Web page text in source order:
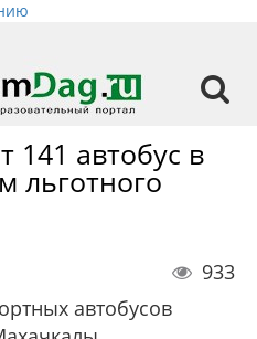
141 автобус в
льготного
933
автобусов